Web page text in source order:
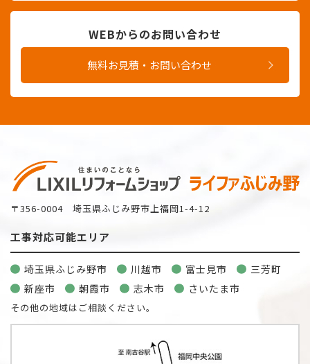
WEBからのお問い合わせ
無料お見積・お問い合わせ
〒356-0004 埼玉県ふじみ野市上福岡1-4-12
工事対応可能エリア
埼玉県ふじみ野市 川越市 富士見市
三芳町
新座市
朝霞市 志木市 さいたま市
その他の地域はご相談ください。